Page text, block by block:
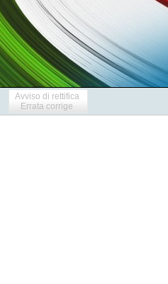
Avviso di rettifica
Errata corrige